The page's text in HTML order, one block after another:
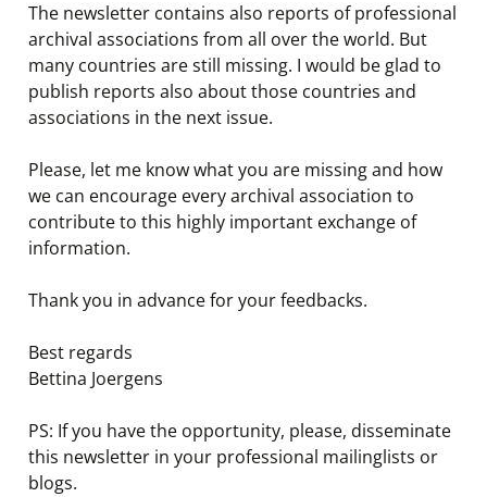
The newsletter contains also reports of professional
archival associations from all over the world. But
many countries are still missing. I would be glad to
publish reports also about those countries and
associations in the next issue.
Please, let me know what you are missing and how
we can encourage every archival association to
contribute to this highly important exchange of
information.
Thank you in advance for your feedbacks.
Best regards
Bettina Joergens
PS: If you have the opportunity, please, disseminate
this newsletter in your professional mailinglists or
blogs.